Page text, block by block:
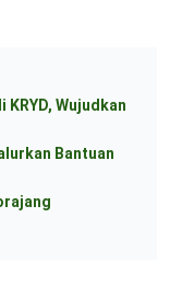
Wujudkan
Bantuan